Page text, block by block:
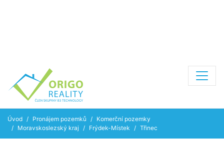
Úvod Pronájem pozemků
Komerční pozemky
Moravskoslezský kraj
Frýdek-Místek Třinec